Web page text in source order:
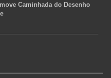
Caminhada do Desenho